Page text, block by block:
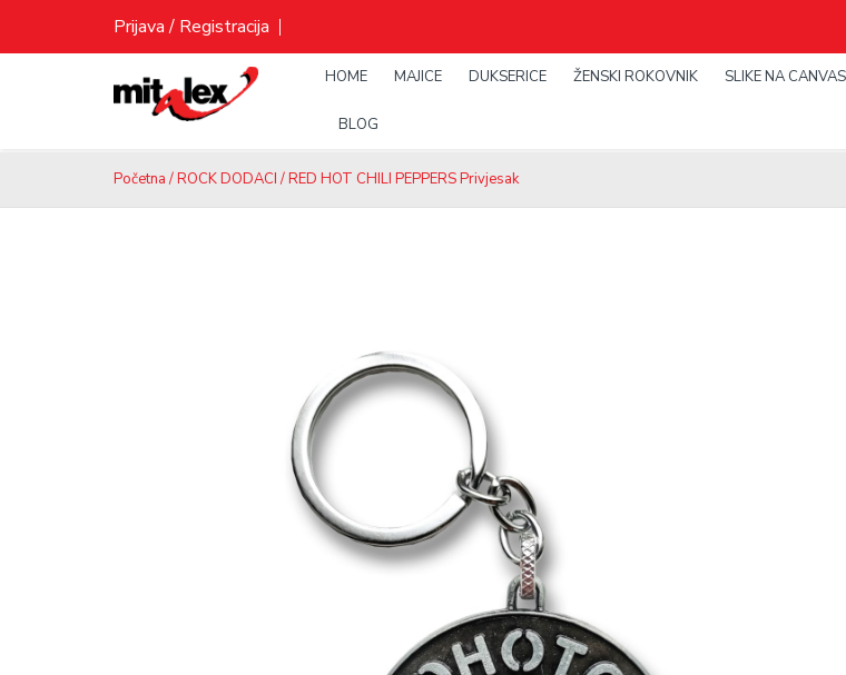
content
Prijava / Registracija
HOME MAJICE DUKSERICE ŽENSKI ROKOVNIK SLIKE NA
BLOG
Početna /ROCK DODACI / RED HOT CHILI PEPPERS Privjesak